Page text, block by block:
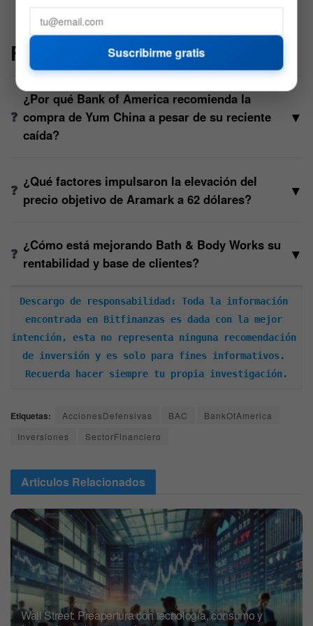
sostenible en la potencia informática»
FAQs
¿Por qué Bank of America recomienda la
compra de Yum China a pesar de su reciente
caída?
▼
¿Qué factores impulsaron la elevación del
precio objetivo de Aramark a 62 dólares?
▼
¿Cómo está mejorando Bath & Body Works su
rentabilidad y base de clientes?
▼
Descargo de responsabilidad: Toda la información
encontrada en Bitfinanzas es dada con la mejor
intención, esta no representa ninguna recomendación
de inversión y es solo para fines informativos.
Recuerda hacer siempre tu propia investigación.
Etiquetas: AccionesDefensivas BAC
BankOfAmerica
Inversiones
SectorFinanciero
Articulos Relacionados
Wall Street: Preapertura con tecnología, consumo y
Suscribirme gratis